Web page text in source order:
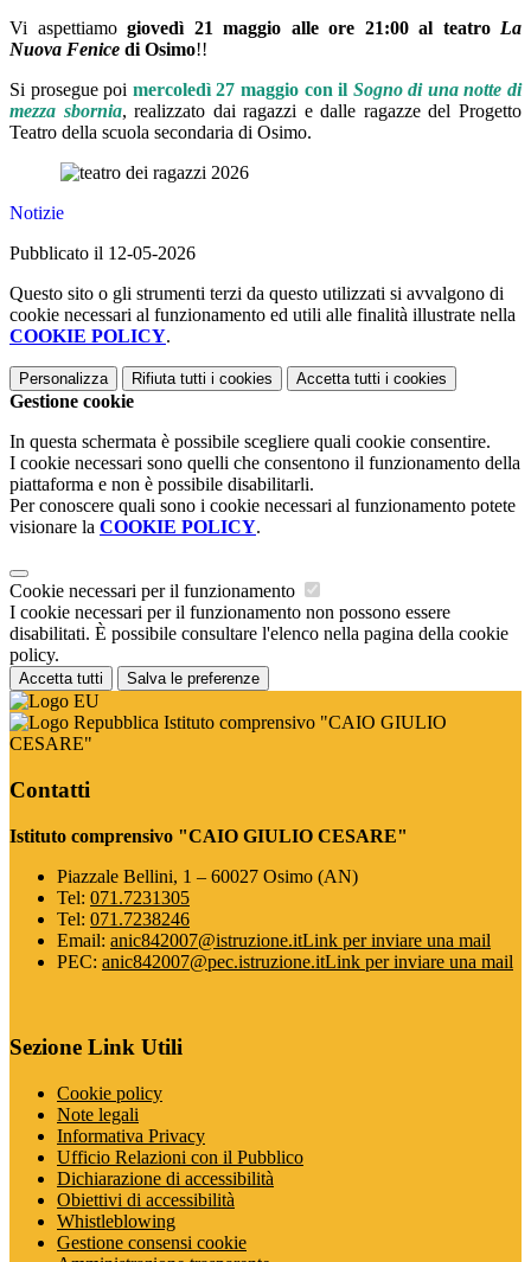
Vi aspettiamo giovedì 21 maggio alle ore 21:00 al teatro La
Nuova Fenice di Osimo!!
Si prosegue poi mercoledì 27 maggio con il Sogno di una notte di
mezza sbornia, realizzato dai ragazzi e dalle ragazze del Progetto
Teatro della scuola secondaria di Osimo.
Notizie
Pubblicato il 12-05-2026
Questo sito o gli strumenti terzi da questo utilizzati si avvalgono di
cookie necessari al funzionamento ed utili alle finalità illustrate nella
COOKIE POLICY.
Personalizza Rifiuta tutti i cookies Accetta tutti i cookies
Gestione cookie
In questa schermata è possibile scegliere quali cookie consentire.
I cookie necessari sono quelli che consentono il funzionamento della
piattaforma e non è possibile disabilitarli.
Per conoscere quali sono i cookie necessari al funzionamento potete
visionare la COOKIE POLICY.
Cookie necessari per il funzionamento
I cookie necessari per il funzionamento non possono essere
disabilitati. È possibile consultare l'elenco nella pagina della cookie
policy.
Accetta tutti Salva le preferenze
Istituto comprensivo "CAIO GIULIO
CESARE"
Contatti
Istituto comprensivo "CAIO GIULIO CESARE"
Piazzale Bellini, 1 – 60027 Osimo (AN)
Tel: 071.7231305
Tel: 071.7238246
Email: anic842007@istruzione.itLink per inviare una mail
PEC: anic842007@pec.istruzione.itLink per inviare una mail
Sezione Link Utili
Cookie policy
Note legali
Informativa Privacy
Ufficio Relazioni con il Pubblico
Dichiarazione di accessibilità
Obiettivi di accessibilità
Whistleblowing
Gestione consensi cookie